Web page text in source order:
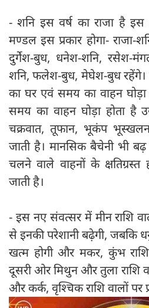
- शनि इस वर्ष का राजा है इस
मण्डल इस प्रकार होगा- राजा-
दुर्गेश-बुध, धनेश-शनि, रसेश-
शनि, फलेश-बुध, मेघेश-बुध रहेंगे।
का घर एवं समय का वाहन
समय का वाहन घोड़ा होता है
चक्रवात, तूफान, भूकंप
जाती है। मानसिक बैचेनी भी
चलने वाले वाहनों के
जाती है।
- इस नए संवत्सर में मीन राशि
से इनकी परेशानी बढ़ेगी, जबकि
खत्म होगी और मकर, कुंभ राशि
दूसरी ओर मिथुन और तुला राशि
और कर्क, वृश्चिक राशि वालों पर